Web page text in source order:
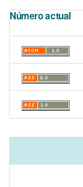
Número actual